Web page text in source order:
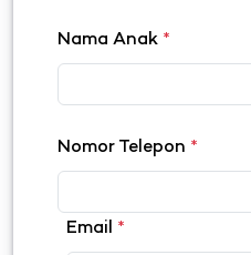
Nama Anak *
Nomor Telepon *
Email *